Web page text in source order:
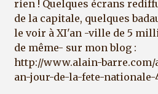
rien ! Quelques écrans
de la capitale, quelques
le voir à XI'an -ville de 5
de même- sur mon blog :
http://www.alain-
an-jour-de-la-fete-